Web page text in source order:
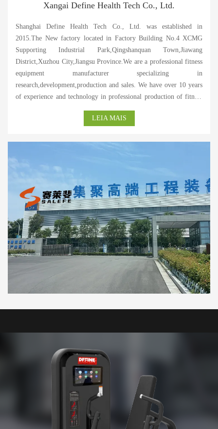
Xangai Define Health Tech Co., Ltd.
Shanghai Define Health Tech Co., Ltd. was established in
2015.The New factory located in Factory Building No.4 XCMG
Supporting Industrial Park,Qingshanquan Town,Jiawang
District,Xuzhou City,Jiangsu Province.We are a professional fitness
equipment manufacturer specializing in
research,development,production and sales. We have over 10 years
of experience and technology in professional production of fitness
are highly praised by customers at home and abroad. As a
in producing various types of commercial power equipment in the
household electric treadmills,various magnetic controlled exercise
bikes and dynamic bicycles,elliptical machines,rowing
machines,stair machines,fan cars,and various fitness accessories at
home and abroad. We have a strong production and research
team,more than 10 senior designers in the industry and professional
& technical personnel,two large laser equipment,three automatic
pipe benders,several robotic welding machines,automatic cutting
machines,and supporting spray assembly lines.We can provide
different types of plate and pipe products according to different
standards,materials,and surface treatments,and can also provide
customized and OEM parts according to drawings. Our products
are widely used in professional gyms,star hotels,small gyms,and
welcome your presence and guidance,and work together to create a
LEIA MAIS